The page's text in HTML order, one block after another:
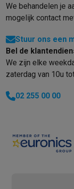
We behandelen je
mogelijk contact
Stuur ons een
Bel de
We zijn elke
zaterdag van 10u
02 255 00 00